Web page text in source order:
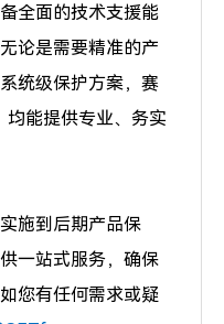
全面的技术支援能
论是需要精准的产
统级保护方案，赛
均能提供专业、务实
施到后期产品保
一站式服务，确保
您有任何需求或疑